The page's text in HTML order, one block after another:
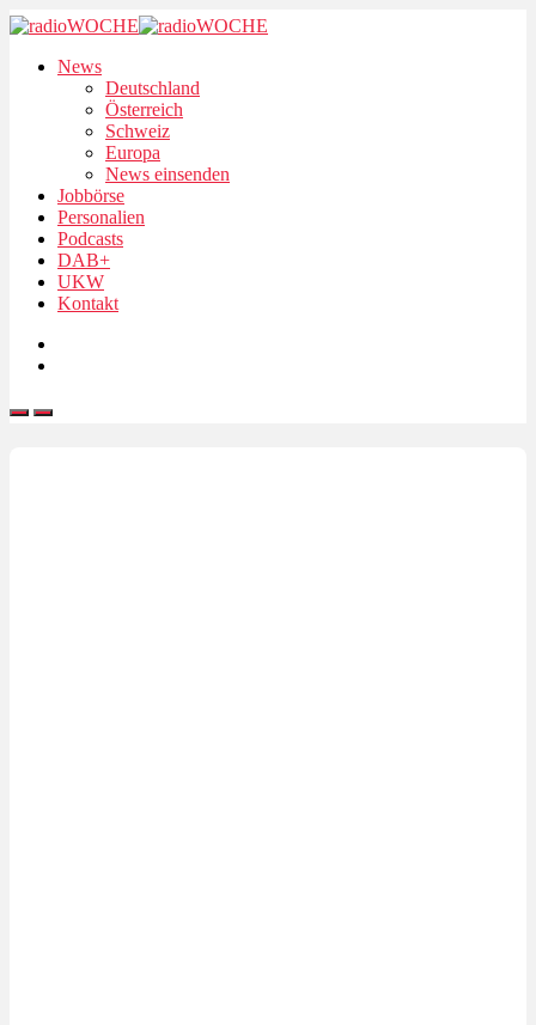
News
Deutschland
Österreich
Schweiz
Europa
News einsenden
Jobbörse
Personalien
Podcasts
DAB+
UKW
Kontakt